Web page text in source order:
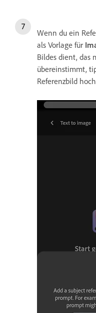
Wenn du ein
als Vorlage für
Bildes dient, das
übereinstimmt,
Referenzbild